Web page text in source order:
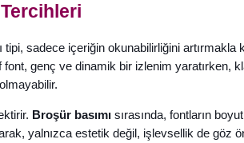
sadece içeriğin okunabilirliğini artırmakla
genç ve dinamik bir izlenim yaratırken,
Broşür basımı sırasında, fontların
yalnızca estetik değil, işlevsellik de göz